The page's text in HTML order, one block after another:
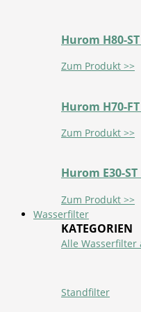
Hurom H80-
Zum Produkt >>
Hurom H70-
Zum Produkt >>
Hurom E30-
Zum Produkt >>
Wasserfilter
KATEGORIEN
Alle Wasserfilter
Standfilter